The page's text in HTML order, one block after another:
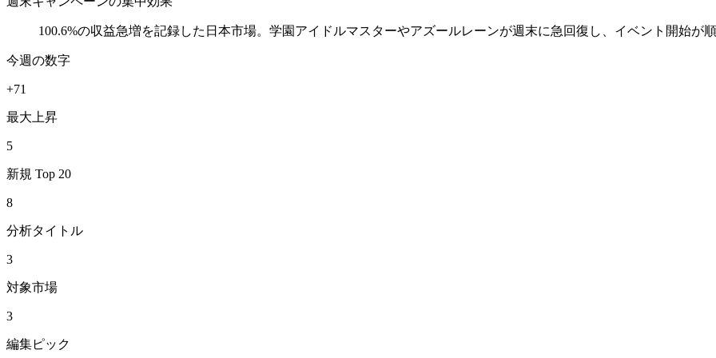
100.6%の収益急増を記録した日本市場。学園アイドルマスターやアズールレーンが週末に急回復し、イベント開始が
今週の数字
+71
最大上昇
5
新規 Top 20
8
分析タイトル
3
対象市場
3
編集ピック